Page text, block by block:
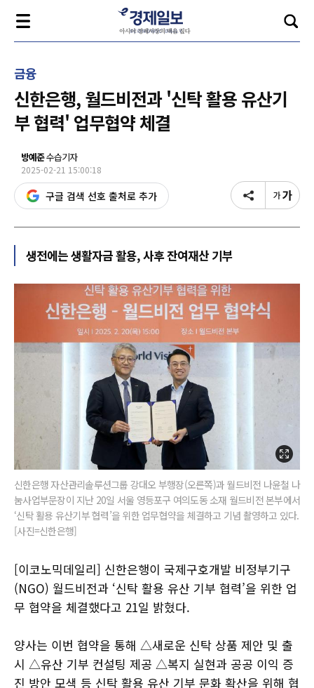
금융
신한은행, 월드비전과 '신탁 활용 유산기
부 협력' 업무협약 체결
방예준수습기자
2025-02-21 15:00:18
구글 검색 선호 출처로 추가
생전에는 생활자금 활용, 사후 잔여재산 기부
신한은행 자산관리솔루션그룹 강대오 부행장(오른쪽)과 월드비전 나윤철 나
눔사업부문장이 지난 20일 서울 영등포구 여의도동 소재 월드비전 본부에서
‘신탁 활용 유산기부 협력’을 위한 업무협약을 체결하고 기념 촬영하고 있다.
[사진=신한은행]
[이코노믹데일리] 신한은행이 국제구호개발 비정부기구
(NGO) 월드비전과 ‘신탁 활용 유산 기부 협력’을 위한 업
무 협약을 체결했다고 21일 밝혔다.
양사는 이번 협약을 통해 △새로운 신탁 상품 제안 및 출
시 △유산 기부 컨설팅 제공 △복지 실현과 공공 이익 증
진 방안 모색 등 신탁 활용 유산 기부 문화 확산을 위해 협